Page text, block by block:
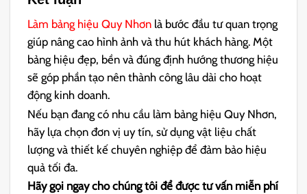
Làm bảng hiệu Quy Nhơn là bước đầu tư quan trọng
giúp nâng cao hình ảnh và thu hút khách hàng. Một
bảng hiệu đẹp, bền và đúng định hướng thương hiệu
sẽ góp phần tạo nên thành công lâu dài cho hoạt
động kinh doanh.
Nếu bạn đang có nhu cầu làm bảng hiệu Quy Nhơn,
hãy lựa chọn đơn vị uy tín, sử dụng vật liệu chất
lượng và thiết kế chuyên nghiệp để đảm bảo hiệu
quả tối đa.
Hãy gọi ngay cho chúng tôi để được tư vấn miễn phí